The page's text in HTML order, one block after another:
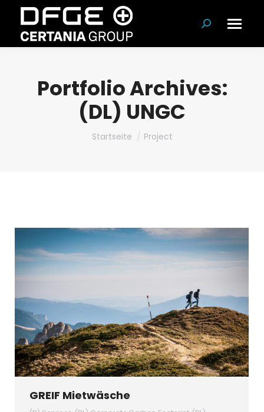
Suchen:
Portfolio Archives:
(DL) UNGC
Du bist hier:
Startseite Project
GREIF Mietwäsche